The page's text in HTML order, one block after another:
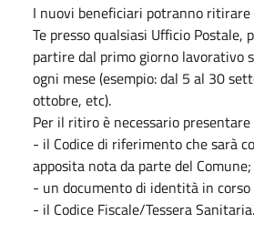
I nuovi beneficiari potranno ritirare
Te presso qualsiasi Ufficio Postale,
partire dal primo giorno lavorativo
ogni mese (esempio: dal 5 al 30
ottobre, etc).
Per il ritiro è necessario
- il Codice di riferimento che sarà
apposita nota da parte del Comune;
- un documento di identità in
- il Codice Fiscale/Tessera Sanitaria.